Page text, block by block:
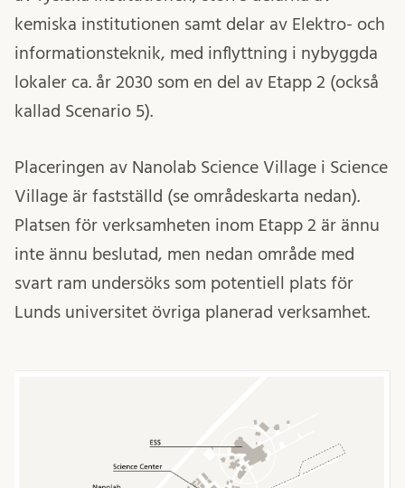
kemiska institutionen samt delar av Elektro- och
informationsteknik, med inflyttning i nybyggda
lokaler ca. år 2030 som en del av Etapp 2 (också
kallad Scenario 5).
Placeringen av Nanolab Science Village i Science
Village är fastställd (se områdeskarta nedan).
Platsen för verksamheten inom Etapp 2 är ännu
inte ännu beslutad, men nedan område med
svart ram undersöks som potentiell plats för
Lunds universitet övriga planerad verksamhet.